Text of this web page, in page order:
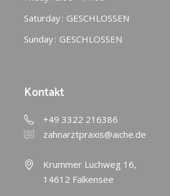
Saturday GESCHLOSSEN
Sunday GESCHLOSSEN
Kontakt
+49 3322 216386
zahnarztpraxis@aiche.de
Krummer Luchweg 16,
14612 Falkensee